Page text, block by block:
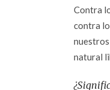
Contra
contra
natural